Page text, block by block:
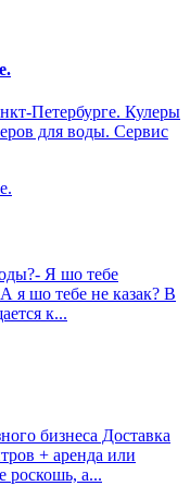
Петербурге. Кулеры
для воды. Сервис
Я шо тебе
я шо тебе не казак? В
к...
бизнеса Доставка
+ аренда или
роскошь, а...